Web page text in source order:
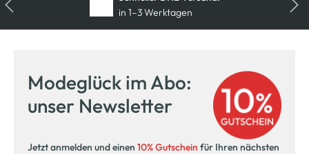
innerhalb 14 Tage
Modeglück im Abo:
unser Newsletter
Jetzt anmelden und einen 10% Gutschein für Ihren nächsten